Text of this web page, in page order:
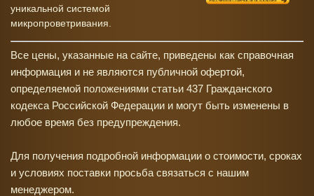
уникальной системой
микропроветривания.
Все цены, указанные на сайте, приведены как справочная
информация и не являются публичной офертой,
определяемой положениями статьи 437 Гражданского
кодекса Российской Федерации и могут быть изменены в
любое время без предупреждения.
Для получения подробной информации о стоимости, сроках
и условиях поставки просьба связаться с нашим
менеджером.